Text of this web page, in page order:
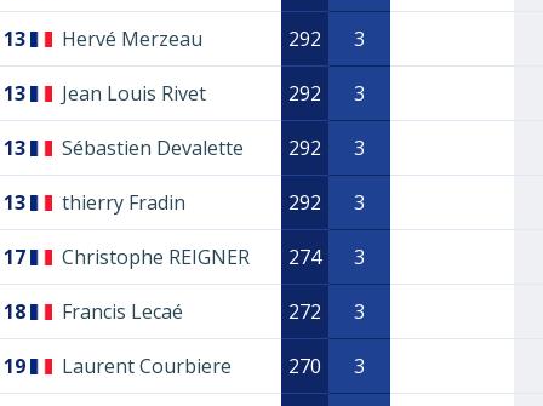
13 Hervé Merzeau 292 3
13 Jean Louis Rivet 292 3
13 Sébastien Devalette 292 3
13 thierry Fradin 292 3
17 Christophe REIGNER 274 3
18 Francis Lecaé 272 3
19 Laurent Courbiere 270 3